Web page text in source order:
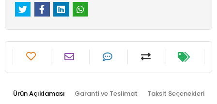
Ürün Açıklaması Garanti ve Teslimat Taksit Seçenekleri